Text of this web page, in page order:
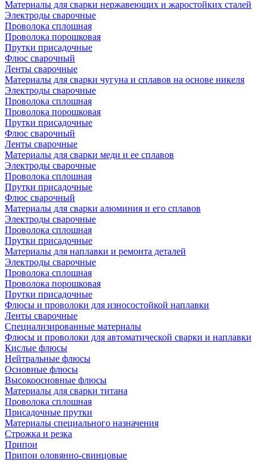
Материалы для сварки нержавеющих и жаростойких сталей
Электроды сварочные
Проволока сплошная
Проволока порошковая
Прутки присадочные
Флюс сварочный
Ленты сварочные
Материалы для сварки чугуна и сплавов на основе никеля
Электроды сварочные
Проволока сплошная
Проволока порошковая
Прутки присадочные
Флюс сварочный
Ленты сварочные
Материалы для сварки меди и ее сплавов
Электроды сварочные
Проволока сплошная
Прутки присадочные
Флюс сварочный
Материалы для сварки алюминия и его сплавов
Электроды сварочные
Проволока сплошная
Прутки присадочные
Материалы для наплавки и ремонта деталей
Электроды сварочные
Проволока сплошная
Проволока порошковая
Прутки присадочные
Флюсы и проволоки для износостойкой наплавки
Ленты сварочные
Специализированные материалы
Флюсы и проволоки для автоматической сварки и наплавки
Кислые флюсы
Нейтральные флюсы
Основные флюсы
Высокоосновные флюсы
Материалы для сварки титана
Проволока сплошная
Присадочные прутки
Материалы специального назначения
Строжка и резка
Припои
Припои оловянно-свинцовые